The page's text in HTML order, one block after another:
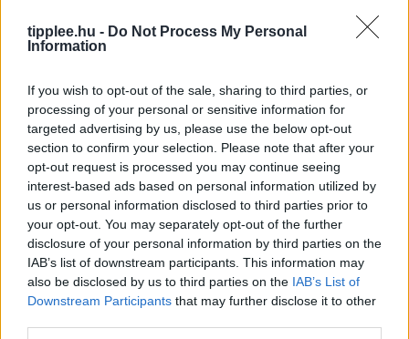
tipplee.hu - Do Not Process My Personal
Information
If you wish to opt-out of the sale, sharing to third parties, or
processing of your personal or sensitive information for
targeted advertising by us, please use the below opt-out
section to confirm your selection. Please note that after your
opt-out request is processed you may continue seeing
interest-based ads based on personal information utilized by
us or personal information disclosed to third parties prior to
your opt-out. You may separately opt-out of the further
disclosure of your personal information by third parties on the
IAB’s list of downstream participants. This information may
also be disclosed by us to third parties on the IAB’s List of
Downstream Participants that may further disclose it to other
Kertből a konyhába: Így spórolok havi
500 dollárt friss zöldségeken
Ha azt mondtad volna öt éve, hogy a reggeleimet
paradicsomnövények ellenőrzésével és az első eper
betakarításával kezdem, biztosan elnevettem volna
magam. Egy kétgyermekes anyukaként és
Rooby
augusztus 9, 2026